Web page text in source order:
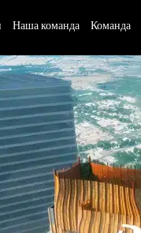
Наша команда Команда